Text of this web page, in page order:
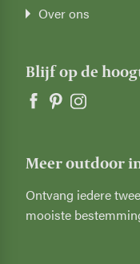
Over ons
Blijf op de
Meer outdoor
Ontvang iedere
mooiste